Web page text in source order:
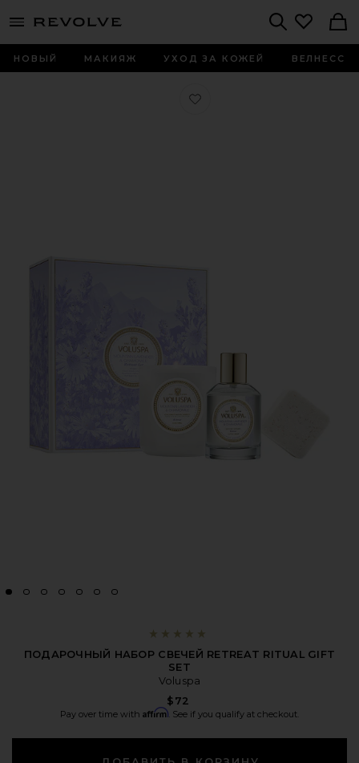
menu - shows more content
НОВЫЙ МАКИЯЖ УХОД ЗА КОЖЕЙ ВЕЛНЕСС
Любимое ПОДАРОЧНЫЙ НАБОР
ПОДАРОЧНЫЙ НАБОР СВЕЧЕЙ RETREAT RITUAL GIFT
SET
Voluspa
$72
Pay over time with Affirm . See if you qualify at checkout.